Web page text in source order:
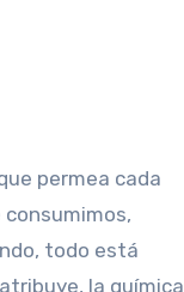
permea cada
todo está
la química